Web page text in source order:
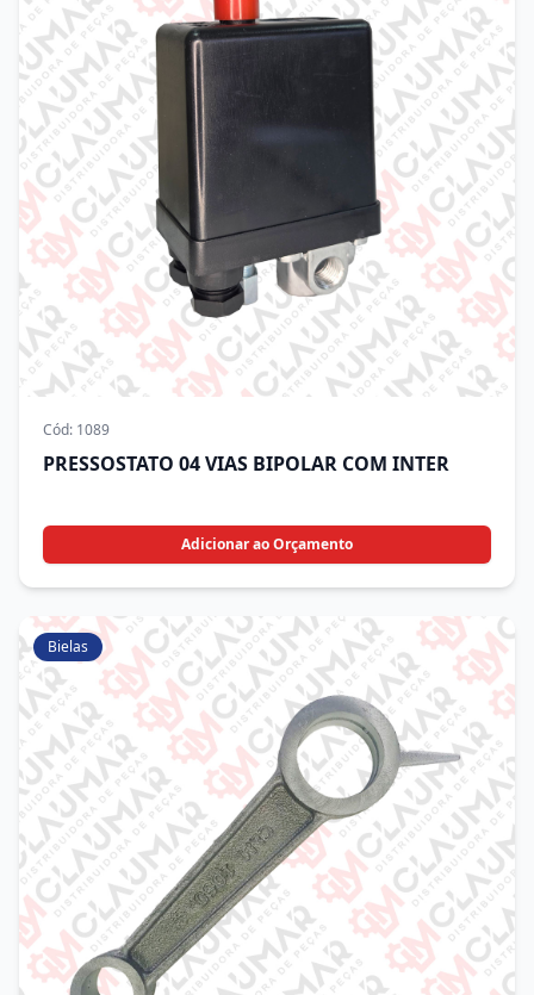
Cód: 1089
PRESSOSTATO 04 VIAS BIPOLAR COM INTER
Adicionar ao Orçamento
Bielas